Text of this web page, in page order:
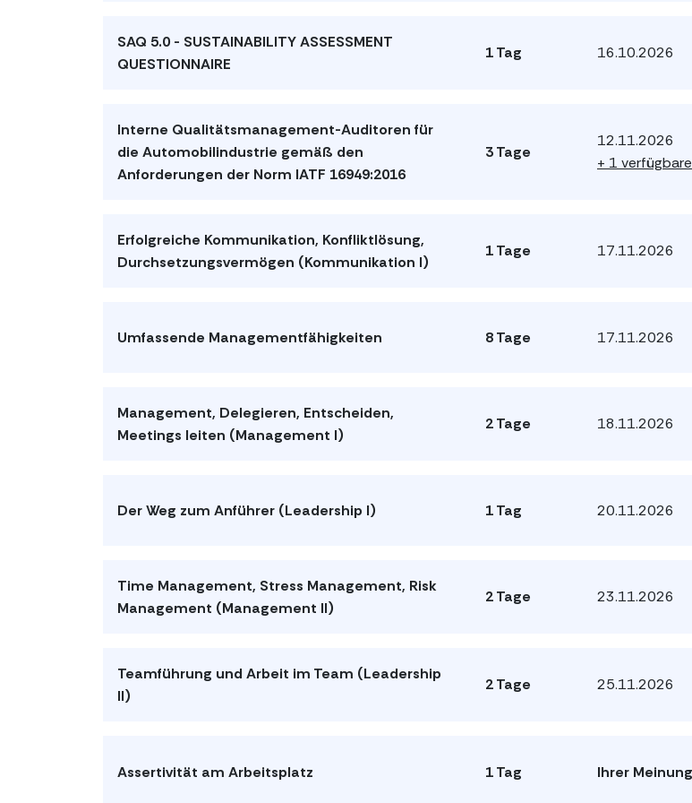
SAQ 5.0 - SUSTAINABILITY ASSESSMENT
QUESTIONNAIRE
1 Tag 16.10.2026
Interne Qualitätsmanagement-Auditoren für
die Automobilindustrie gemäß den
Anforderungen der Norm IATF 16949:2016
3 Tage
12.11.2026
+ 1
Erfolgreiche Kommunikation, Konfliktlösung,
Durchsetzungsvermögen (Kommunikation I)
1 Tage 17.11.2026
Umfassende Managementfähigkeiten 8 Tage 17.11.2026
Management, Delegieren, Entscheiden,
Meetings leiten (Management I)
2 Tage 18.11.2026
Der Weg zum Anführer (Leadership I) 1 Tag 20.11.2026
Time Management, Stress Management, Risk
Management (Management II)
2 Tage 23.11.2026
Teamführung und Arbeit im Team (Leadership
II)
2 Tage 25.11.2026
Assertivität am Arbeitsplatz 1 Tag Ihrer